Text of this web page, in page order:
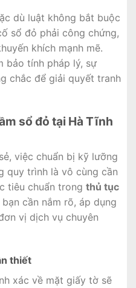
dù luật không bắt buộc
sổ đỏ phải công chứng,
khích mạnh mẽ.
bảo tính pháp lý, sự
chắc để giải quyết tranh
sổ đỏ tại Hà Tĩnh
việc chuẩn bị kỹ lưỡng
quy trình là vô cùng cần
tiêu chuẩn trong thủ tục
bạn cần nắm rõ, áp dụng
vị dịch vụ chuyên
thiết
xác về mặt giấy tờ sẽ